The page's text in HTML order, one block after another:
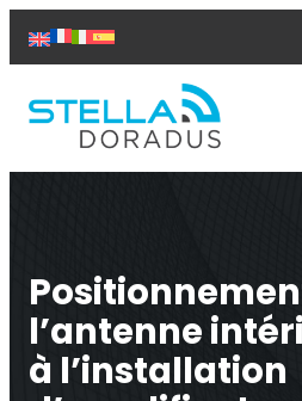
Études de cas
À propos de nous
Contact
l’antenne
à l’installation